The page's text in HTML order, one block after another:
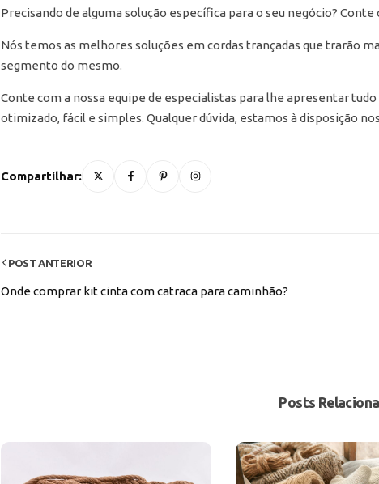
Precisando de alguma solução específica para o seu negócio? Conte
Nós temos as melhores soluções em cordas trançadas que trarão
segmento do mesmo.
Conte com a nossa equipe de especialistas para lhe apresentar
otimizado, fácil e simples. Qualquer dúvida, estamos à disposição
Compartilhar:
POST ANTERIOR
Onde comprar kit cinta com catraca para caminhão?
Posts